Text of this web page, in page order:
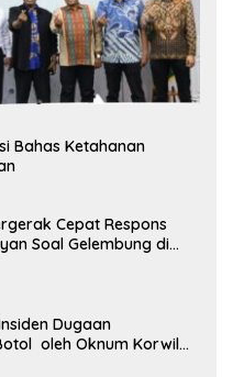
Bahas Ketahanan
Cepat Respons
Soal Gelembung di
Dugaan
oleh Oknum Korwil